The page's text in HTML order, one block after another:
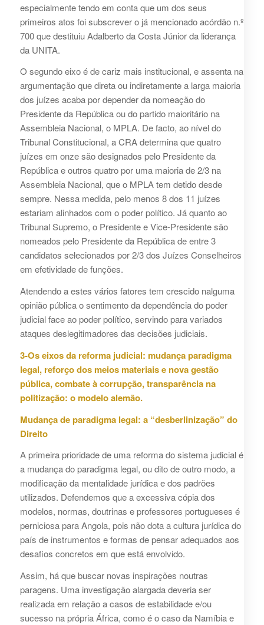
especialmente tendo em conta que um dos seus
primeiros atos foi subscrever o já mencionado acórdão n.º
700 que destituiu Adalberto da Costa Júnior da liderança
da UNITA.
O segundo eixo é de cariz mais institucional, e assenta na
argumentação que direta ou indiretamente a larga maioria
dos juízes acaba por depender da nomeação do
Presidente da República ou do partido maioritário na
Assembleia Nacional, o MPLA. De facto, ao nível do
Tribunal Constitucional, a CRA determina que quatro
juízes em onze são designados pelo Presidente da
República e outros quatro por uma maioria de 2/3 na
Assembleia Nacional, que o MPLA tem detido desde
sempre. Nessa medida, pelo menos 8 dos 11 juízes
estariam alinhados com o poder político. Já quanto ao
Tribunal Supremo, o Presidente e Vice-Presidente são
nomeados pelo Presidente da República de entre 3
candidatos selecionados por 2/3 dos Juízes Conselheiros
em efetividade de funções.
Atendendo a estes vários fatores tem crescido nalguma
opinião pública o sentimento da dependência do poder
judicial face ao poder político, servindo para variados
ataques deslegitimadores das decisões judiciais.
3-Os eixos da reforma judicial: mudança paradigma
legal, reforço dos meios materiais e nova gestão
pública, combate à corrupção, transparência na
politização: o modelo alemão.
Mudança de paradigma legal: a “desberlinização” do
Direito
A primeira prioridade de uma reforma do sistema judicial é
a mudança do paradigma legal, ou dito de outro modo, a
modificação da mentalidade jurídica e dos padrões
utilizados. Defendemos que a excessiva cópia dos
modelos, normas, doutrinas e professores portugueses é
perniciosa para Angola, pois não dota a cultura jurídica do
país de instrumentos e formas de pensar adequados aos
desafios concretos em que está envolvido.
Assim, há que buscar novas inspirações noutras
paragens. Uma investigação alargada deveria ser
realizada em relação a casos de estabilidade e/ou
sucesso na própria África, como é o caso da Namíbia e